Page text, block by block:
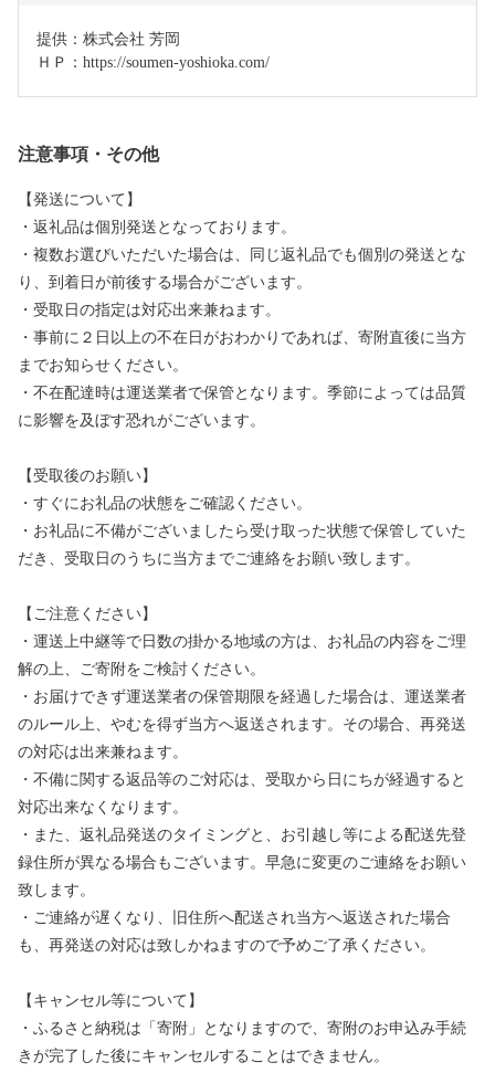
提供：株式会社 芳岡
ＨＰ：https://soumen-yoshioka.com/
注意事項・その他
【発送について】
・返礼品は個別発送となっております。
・複数お選びいただいた場合は、同じ返礼品でも個別の発送とな
り、到着日が前後する場合がございます。
・受取日の指定は対応出来兼ねます。
・事前に２日以上の不在日がおわかりであれば、寄附直後に当方
までお知らせください。
・不在配達時は運送業者で保管となります。季節によっては品質
に影響を及ぼす恐れがございます。
【受取後のお願い】
・すぐにお礼品の状態をご確認ください。
・お礼品に不備がございましたら受け取った状態で保管していた
だき、受取日のうちに当方までご連絡をお願い致します。
【ご注意ください】
・運送上中継等で日数の掛かる地域の方は、お礼品の内容をご理
解の上、ご寄附をご検討ください。
・お届けできず運送業者の保管期限を経過した場合は、運送業者
のルール上、やむを得ず当方へ返送されます。その場合、再発送
の対応は出来兼ねます。
・不備に関する返品等のご対応は、受取から日にちが経過すると
対応出来なくなります。
・また、返礼品発送のタイミングと、お引越し等による配送先登
録住所が異なる場合もございます。早急に変更のご連絡をお願い
致します。
・ご連絡が遅くなり、旧住所へ配送され当方へ返送された場合
も、再発送の対応は致しかねますので予めご了承ください。
【キャンセル等について】
・ふるさと納税は「寄附」となりますので、寄附のお申込み手続
きが完了した後にキャンセルすることはできません。